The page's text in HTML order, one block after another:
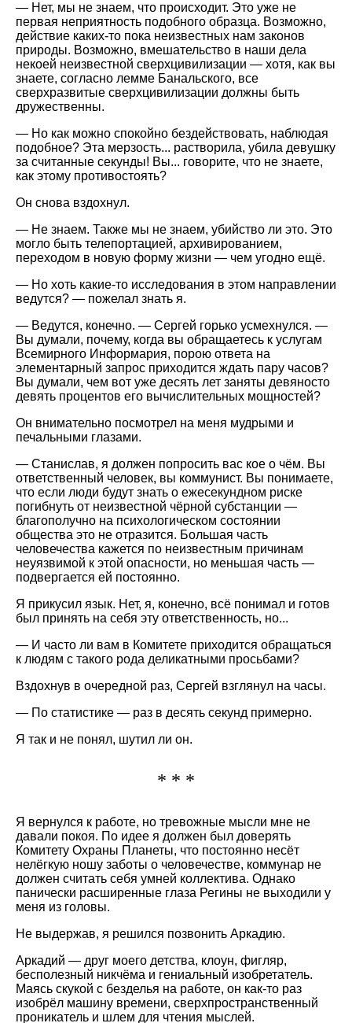
— Нет, мы не знаем, что происходит. Это уже не
первая неприятность подобного образца. Возможно,
действие каких-то пока неизвестных нам законов
природы. Возможно, вмешательство в наши дела
некоей неизвестной сверхцивилизации — хотя, как вы
знаете, согласно лемме Банальского, все
сверхразвитые сверхцивилизации должны быть
дружественны.
— Но как можно спокойно бездействовать, наблюдая
подобное? Эта мерзость... растворила, убила девушку
за считанные секунды! Вы... говорите, что не знаете,
как этому противостоять?
Он снова вздохнул.
— Не знаем. Также мы не знаем, убийство ли это. Это
могло быть телепортацией, архивированием,
переходом в новую форму жизни — чем угодно ещё.
— Но хоть какие-то исследования в этом направлении
ведутся? — пожелал знать я.
— Ведутся, конечно. — Сергей горько усмехнулся. —
Вы думали, почему, когда вы обращаетесь к услугам
Всемирного Информария, порою ответа на
элементарный запрос приходится ждать пару часов?
Вы думали, чем вот уже десять лет заняты девяносто
девять процентов его вычислительных мощностей?
Он внимательно посмотрел на меня мудрыми и
печальными глазами.
— Станислав, я должен попросить вас кое о чём. Вы
ответственный человек, вы коммунист. Вы понимаете,
что если люди будут знать о ежесекундном риске
погибнуть от неизвестной чёрной субстанции —
благополучно на психологическом состоянии
общества это не отразится. Большая часть
человечества кажется по неизвестным причинам
неуязвимой к этой опасности, но меньшая часть —
подвергается ей постоянно.
Я прикусил язык. Нет, я, конечно, всё понимал и готов
был принять на себя эту ответственность, но...
— И часто ли вам в Комитете приходится обращаться
к людям с такого рода деликатными просьбами?
Вздохнув в очередной раз, Сергей взглянул на часы.
— По статистике — раз в десять секунд примерно.
Я так и не понял, шутил ли он.
* * *
Я вернулся к работе, но тревожные мысли мне не
давали покоя. По идее я должен был доверять
Комитету Охраны Планеты, что постоянно несёт
нелёгкую ношу заботы о человечестве, коммунар не
должен считать себя умней коллектива. Однако
панически расширенные глаза Регины не выходили у
меня из головы.
Не выдержав, я решился позвонить Аркадию.
Аркадий — друг моего детства, клоун, фигляр,
бесполезный никчёма и гениальный изобретатель.
Маясь скукой с безделья на работе, он как-то раз
изобрёл машину времени, сверхпространственный
проникатель и шлем для чтения мыслей.